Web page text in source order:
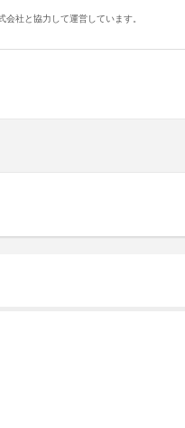
社と協力して運営しています。